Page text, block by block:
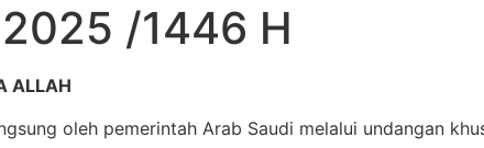
/1446 H
ALLAH
oleh pemerintah Arab Saudi melalui undangan